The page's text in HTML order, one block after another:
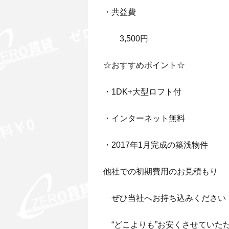
・共益費
3,500円
☆おすすめポイント☆
・1DK+大型ロフト付
・インターネット無料
・2017年1月完成の築浅物件
他社での初期費用のお見積もり
ぜひ当社へお持ち込みください
“どこよりも”お安くさせていた